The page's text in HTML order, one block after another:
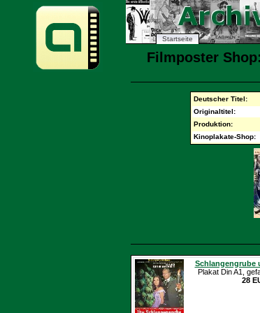
Startseite
Filmposter
Deutscher Titel:
Originaltitel:
Produktion:
Kinoplakate-Shop:
Schlangengrube
Plakat Din A1,
28